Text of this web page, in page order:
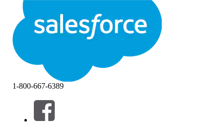
結束
篩選器 (0)
1-800-667-6389